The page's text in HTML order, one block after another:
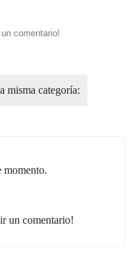
comentario!
misma categoría:
momento.
un comentario!